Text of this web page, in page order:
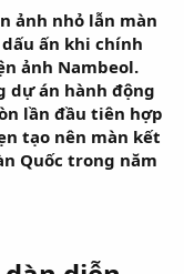
ảnh nhỏ lẫn màn
ấn khi chính
ảnh Nambeol.
dự án hành động
lần đầu tiên hợp
tạo nên màn kết
Quốc trong năm